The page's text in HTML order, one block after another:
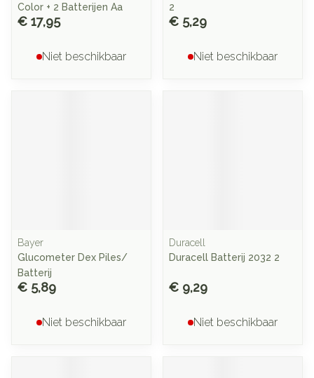
Color + 2 Batterijen Aa
€ 17,95
Niet beschikbaar
2
€ 5,29
Niet beschikbaar
Bayer
Glucometer Dex Piles/
Batterij
€ 5,89
Niet beschikbaar
Duracell
Duracell Batterij 2032 2
€ 9,29
Niet beschikbaar